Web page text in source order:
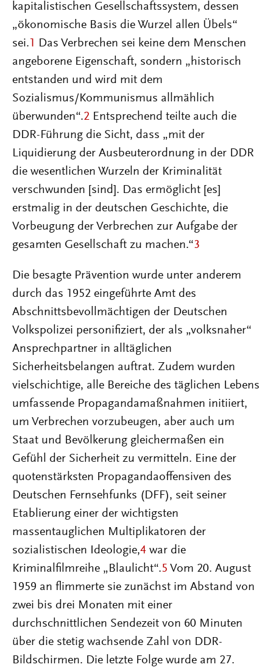
kapitalistischen Gesellschaftssystem, dessen
„ökonomische Basis die Wurzel allen Übels“
sei. 1 Das Verbrechen sei keine dem Menschen
angeborene Eigenschaft, sondern „historisch
entstanden und wird mit dem
Sozialismus/Kommunismus allmählich
überwunden“.2 Entsprechend teilte auch die
DDR-Führung die Sicht, dass „mit der
Liquidierung der Ausbeuterordnung in der DDR
die wesentlichen Wurzeln der Kriminalität
verschwunden [sind]. Das ermöglicht [es]
erstmalig in der deutschen Geschichte, die
Vorbeugung der Verbrechen zur Aufgabe der
gesamten Gesellschaft zu machen.“3
Die besagte Prävention wurde unter anderem
durch das 1952 eingeführte Amt des
Abschnittsbevollmächtigen der Deutschen
Volkspolizei personifiziert, der als „volksnaher“
Ansprechpartner in alltäglichen
Sicherheitsbelangen auftrat. Zudem wurden
vielschichtige, alle Bereiche des täglichen Lebens
umfassende Propagandamaßnahmen initiiert,
um Verbrechen vorzubeugen, aber auch um
Staat und Bevölkerung gleichermaßen ein
Gefühl der Sicherheit zu vermitteln. Eine der
quotenstärksten Propagandaoffensiven des
Deutschen Fernsehfunks (DFF), seit seiner
Etablierung einer der wichtigsten
massentauglichen Multiplikatoren der
sozialistischen Ideologie,4 war die
Kriminalfilmreihe „Blaulicht“.5 Vom 20. August
1959 an flimmerte sie zunächst im Abstand von
zwei bis drei Monaten mit einer
durchschnittlichen Sendezeit von 60 Minuten
über die stetig wachsende Zahl von DDR-
Bildschirmen. Die letzte Folge wurde am 27.